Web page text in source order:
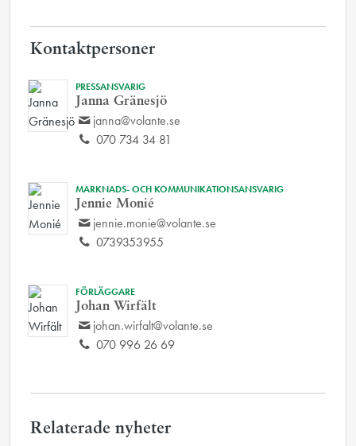
Kontaktpersoner
PRESSANSVARIG
Janna Gränesjö
janna@volante.se
070 734 34 81
MARKNADS- OCH KOMMUNIKATIONSANSVARIG
Jennie Monié
jennie.monie@volante.se
0739353955
FÖRLÄGGARE
Johan Wirfält
johan.wirfalt@volante.se
070 996 26 69
Relaterade nyheter